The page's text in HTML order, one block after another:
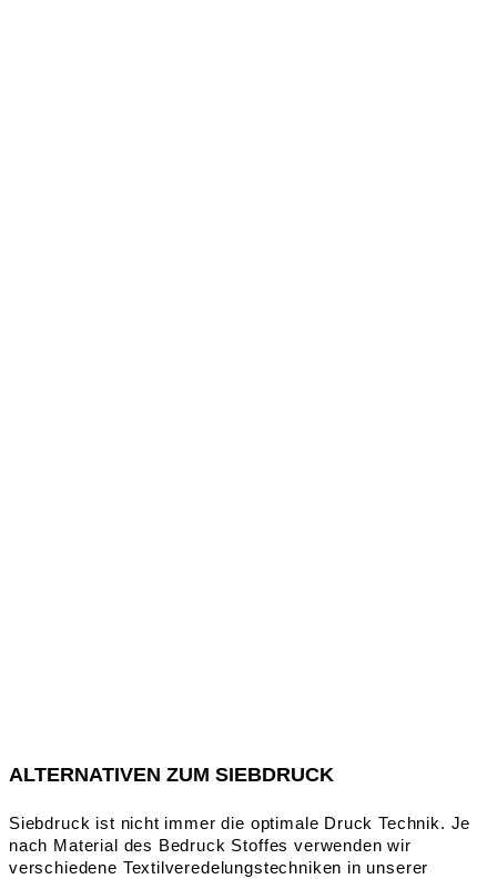
ALTERNATIVEN ZUM SIEBDRUCK
Siebdruck ist nicht immer die optimale Druck Technik. Je
nach Material des Bedruck Stoffes verwenden wir
verschiedene Textilveredelungstechniken in unserer